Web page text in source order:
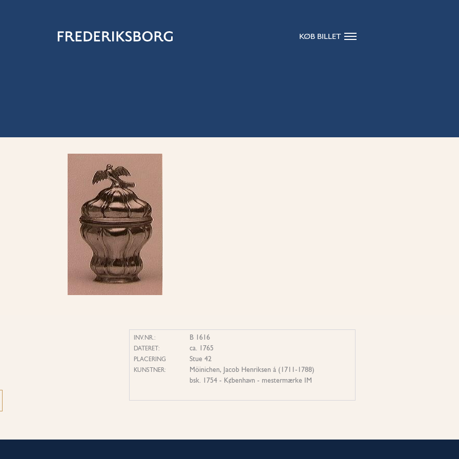
KØB BILLET
INV.NR.: B 1616
DATERET: ca. 1765
PLACERING Stue 42
KUNSTNER:
Möinichen, Jacob Henriksen á (1711-1788)
bsk. 1754 - K¢benhavn - mestermærke IM